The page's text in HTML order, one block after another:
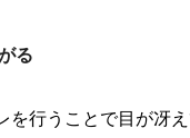
る
を行うことで目が冴